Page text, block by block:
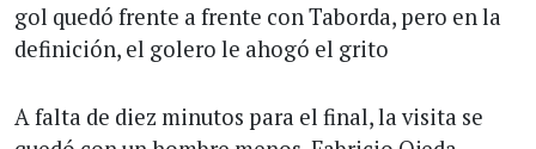
gol quedó frente a frente con Taborda, pero en la
definición, el golero le ahogó el grito
A falta de diez minutos para el final, la visita se